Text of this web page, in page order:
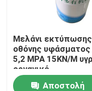
Ποιοτικός έλεγχος
Μας ελάτε σε
Ζητήστε ένα
Μελάνι εκτύπωσης
οθόνης υφάσματος
5,2 MPA 15KN/M
οργανικό
Αποστολή